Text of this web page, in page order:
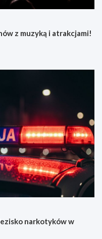
z muzyką i atrakcjami!
narkotyków w